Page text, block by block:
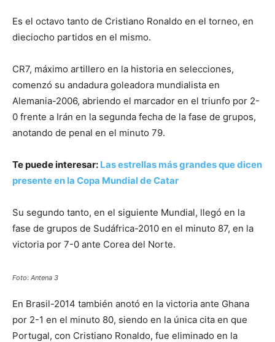
Es el octavo tanto de Cristiano Ronaldo en el torneo, en
dieciocho partidos en el mismo.
CR7, máximo artillero en la historia en selecciones,
comenzó su andadura goleadora mundialista en
Alemania-2006, abriendo el marcador en el triunfo por 2-
0 frente a Irán en la segunda fecha de la fase de grupos,
anotando de penal en el minuto 79.
Te puede interesar: Las estrellas más grandes que dicen
presente en la Copa Mundial de Catar
Su segundo tanto, en el siguiente Mundial, llegó en la
fase de grupos de Sudáfrica-2010 en el minuto 87, en la
victoria por 7-0 ante Corea del Norte.
Foto: Antena 3
En Brasil-2014 también anotó en la victoria ante Ghana
por 2-1 en el minuto 80, siendo en la única cita en que
Portugal, con Cristiano Ronaldo, fue eliminado en la